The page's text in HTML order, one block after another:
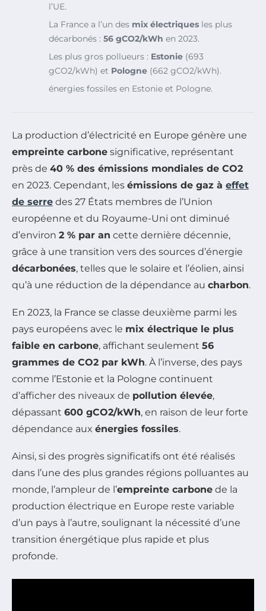
l’UE.
La France a l’un des mix électriques les plus
décarbonés : 56 gCO2/kWh en 2023.
Les plus gros pollueurs : Estonie (693
gCO2/kWh) et Pologne (662 gCO2/kWh).
énergies fossiles en Estonie et Pologne.
La production d’électricité en Europe génère une
empreinte carbone significative, représentant
près de 40 % des émissions mondiales de CO2
en 2023. Cependant, les émissions de gaz à effet
de serre des 27 États membres de l’Union
européenne et du Royaume-Uni ont diminué
d’environ 2 % par an cette dernière décennie,
grâce à une transition vers des sources d’énergie
décarbonées, telles que le solaire et l’éolien, ainsi
qu’à une réduction de la dépendance au charbon.
En 2023, la France se classe deuxième parmi les
pays européens avec le mix électrique le plus
faible en carbone, affichant seulement 56
grammes de CO2 par kWh. À l’inverse, des pays
comme l’Estonie et la Pologne continuent
d’afficher des niveaux de pollution élevée,
dépassant 600 gCO2/kWh, en raison de leur forte
dépendance aux énergies fossiles.
Ainsi, si des progrès significatifs ont été réalisés
dans l’une des plus grandes régions polluantes au
monde, l’ampleur de l’empreinte carbone de la
production électrique en Europe reste variable
d’un pays à l’autre, soulignant la nécessité d’une
transition énergétique plus rapide et plus
profonde.